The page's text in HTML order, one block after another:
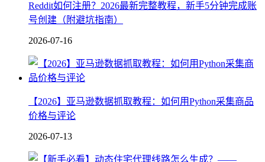
Reddit如何注册？2026最新完整教程，新手5分钟完成账
号创建（附避坑指南）
2026-07-16
【2026】亚马逊数据抓取教程：如何用Python采集商品
价格与评论
2026-07-13